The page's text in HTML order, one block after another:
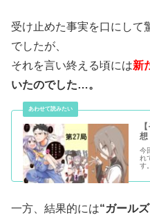
受け止めた事実を口にして
でしたが、
それを言い終える頃には新
いたのでした…。
想
今
れ
す。
一方、結果的には“ガール